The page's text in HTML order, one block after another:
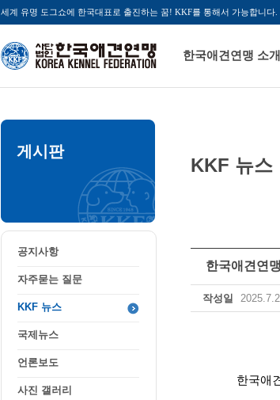
세계 유명 도그쇼에 한국대표로 출진하는 꿈! KKF를 통해서 가능합니다.
한국애견연맹 소개
게시판
공지사항
자주묻는 질문
KKF 뉴스
국제뉴스
언론보도
사진 갤러리
KKF 뉴스